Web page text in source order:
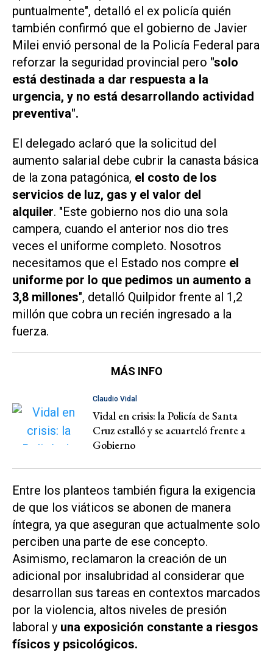
puntualmente", detalló el ex policía quién
también confirmó que el gobierno de Javier
Milei envió personal de la Policía Federal para
reforzar la seguridad provincial pero "solo
está destinada a dar respuesta a la
urgencia, y no está desarrollando actividad
preventiva".
El delegado aclaró que la solicitud del
aumento salarial debe cubrir la canasta básica
de la zona patagónica, el costo de los
servicios de luz, gas y el valor del
alquiler. "Este gobierno nos dio una sola
campera, cuando el anterior nos dio tres
veces el uniforme completo. Nosotros
necesitamos que el Estado nos compre el
uniforme por lo que pedimos un aumento a
3,8 millones", detalló Quilpidor frente al 1,2
millón que cobra un recién ingresado a la
fuerza.
MÁS INFO
Claudio Vidal
Vidal en crisis: la Policía de Santa
Cruz estalló y se acuarteló frente a
Gobierno
Entre los planteos también figura la exigencia
de que los viáticos se abonen de manera
íntegra, ya que aseguran que actualmente solo
perciben una parte de ese concepto.
Asimismo, reclamaron la creación de un
adicional por insalubridad al considerar que
desarrollan sus tareas en contextos marcados
por la violencia, altos niveles de presión
laboral y una exposición constante a riesgos
físicos y psicológicos.